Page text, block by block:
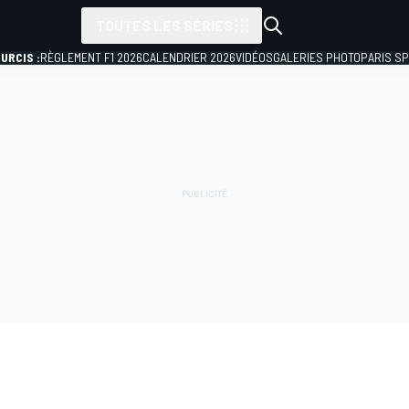
:RÈGLEMENT F1 2026CALENDRIER 2026VIDÉOSGALERIES PHOTOPARIS